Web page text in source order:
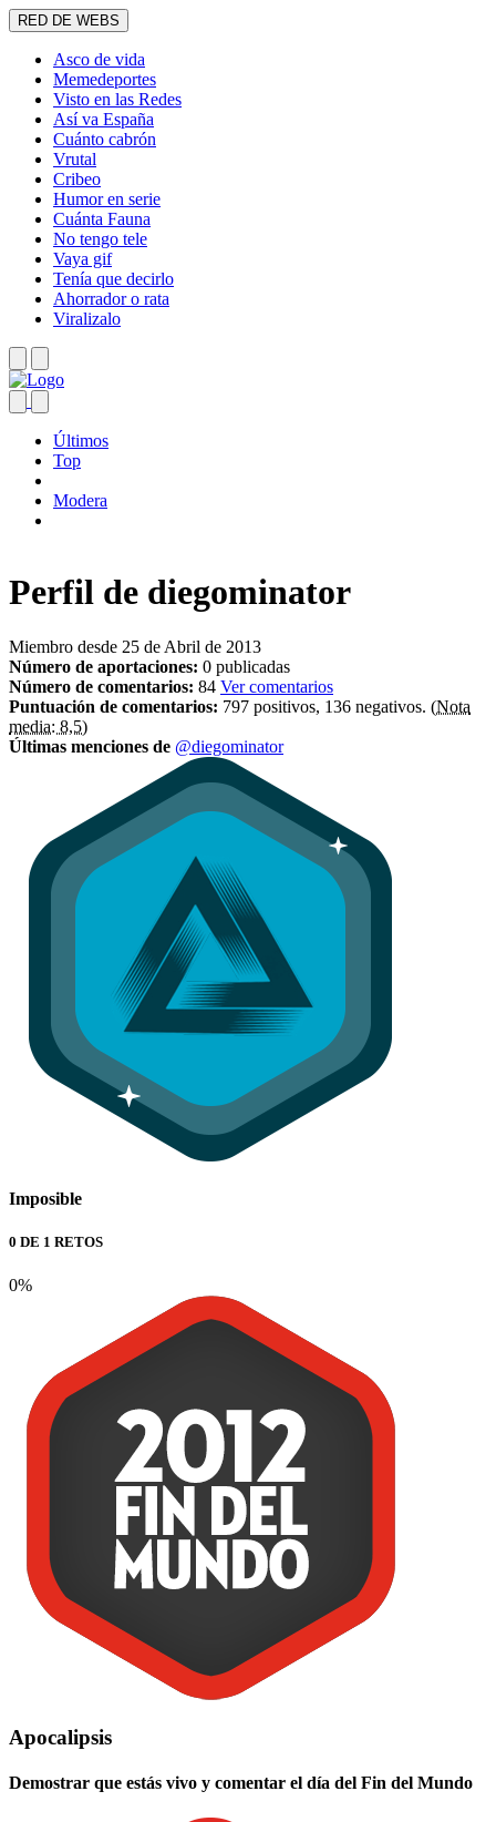
RED DE WEBS
Asco de vida
Memedeportes
Visto en las Redes
Así va España
Cuánto cabrón
Vrutal
Cribeo
Humor en serie
Cuánta Fauna
No tengo tele
Vaya gif
Tenía que decirlo
Ahorrador o rata
Viralizalo
Últimos
Top
Modera
Perfil de diegominator
Miembro desde 25 de Abril de 2013
Número de aportaciones: 0 publicadas
Número de comentarios: 84 Ver comentarios
Puntuación de comentarios: 797 positivos, 136 negativos. (Nota
media: 8,5)
Últimas menciones de @diegominator
Imposible
0 DE 1 RETOS
0%
Apocalipsis
Demostrar que estás vivo y comentar el día del Fin del Mundo